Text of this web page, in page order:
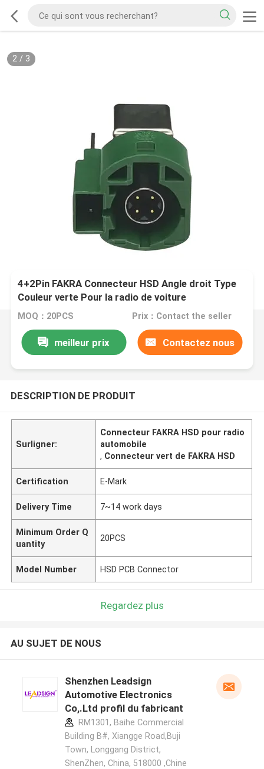
2/ 3
4+2Pin FAKRA Connecteur HSD Angle droit Type
Couleur verte Pour la radio de voiture
MOQ：20PCS Prix：Contact the seller
meilleur prix Contactez nous
DESCRIPTION DE PRODUIT
Surligner:
Connecteur FAKRA HSD pour radio
automobile
, Connecteur vert de FAKRA HSD
Certification E-Mark
Delivery Time 7~14 work days
Minimum Order Q
uantity
20PCS
Model Number HSD PCB Connector
Regardez plus
AU SUJET DE NOUS
Shenzhen Leadsign
Automotive Electronics
Co,.Ltd profil du fabricant
RM1301, Baihe Commercial
Building B#, Xiangge Road,Buji
Town, Longgang District,
ShenZhen, China, 518000 ,Chine